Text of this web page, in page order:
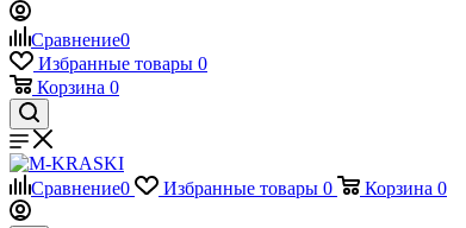
Сравнение0
Избранные товары 0
Корзина 0
Сравнение0 Избранные товары 0 Корзина 0